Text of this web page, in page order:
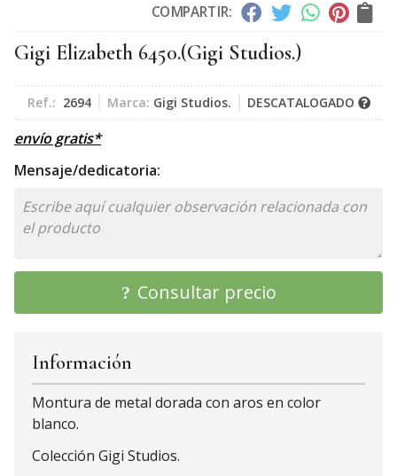
COMPARTIR:
Gigi Elizabeth 6450.(Gigi Studios.)
Ref.: 2694 Marca: Gigi Studios. DESCATALOGADO
envío gratis*
Mensaje/dedicatoria:
Consultar precio
Información
Montura de metal dorada con aros en color
blanco.
Colección Gigi Studios.